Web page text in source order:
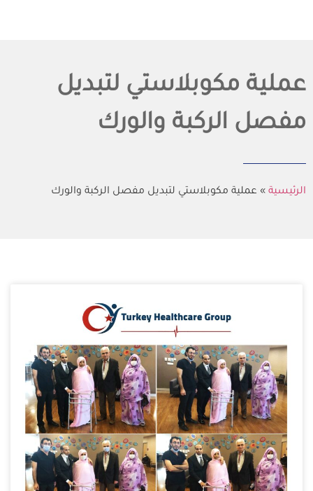
عملية مكوبلاستي لتبديل
مفصل الركبة والورك
الرئيسية » عملية مكوبلاستي لتبديل مفصل الركبة والورك